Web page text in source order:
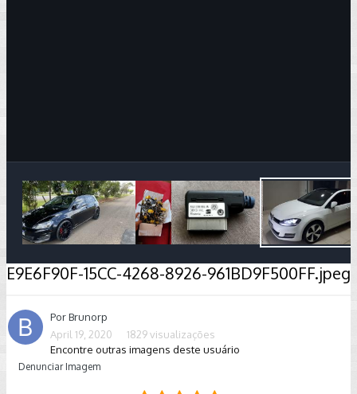
E9E6F90F-15CC-4268-8926-961BD9F500FF.jpeg
PorBrunorp
April 19, 2020
1829 visualizações
Encontre outras imagens deste usuário
Denunciar Imagem